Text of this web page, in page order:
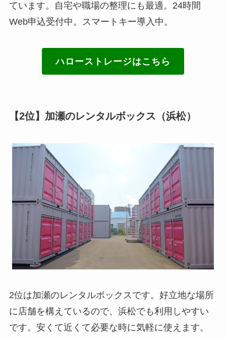
ています。自宅や職場の整理にも最適。24時間
Web申込受付中。スマートキー導入中。
ハローストレージはこちら
【2位】加瀬のレンタルボックス（浜松）
2位は加瀬のレンタルボックスです。好立地な場所
に店舗を構えているので、浜松でも利用しやすい
です。安くて近くて必要な時に気軽に使えます。